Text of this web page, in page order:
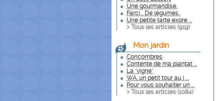
Une gourmandise.
Farci... De légumes..
Une petite tarte expre ...
> Tous les articles (919)
Mon jardin
Concombres
Contente de ma plantat ...
La "vigne"
WA, un petit tour au j ...
Pour vous souhaiter un ...
> Tous les articles (1084)